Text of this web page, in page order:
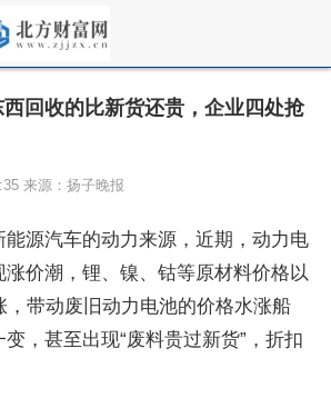
回收的比新货还贵，企业四处抢
来源：扬子晚报
能源汽车的动力来源，近期，动力电
价潮，锂、镍、钴等原材料价格以
，带动废旧动力电池的价格水涨船
，甚至出现“废料贵过新货”，折扣